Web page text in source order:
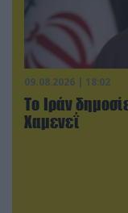
09.08.2026 | 18:02
Το Ιράν
Χαμενεΐ